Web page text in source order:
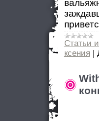
Статьи
ксения |